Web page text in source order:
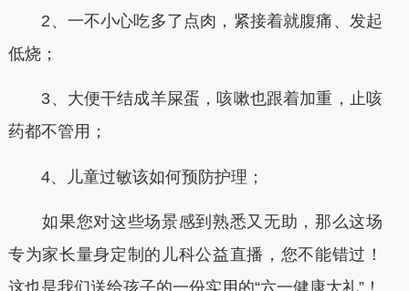
2、一不小心吃多了点肉，紧接着就腹痛、发起
低烧；
3、大便干结成羊屎蛋，咳嗽也跟着加重，止咳
药都不管用；
4、儿童过敏该如何预防护理；
如果您对这些场景感到熟悉又无助，那么这场
专为家长量身定制的儿科公益直播，您不能错过！